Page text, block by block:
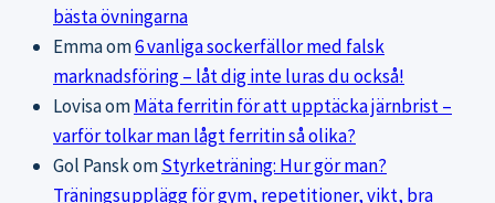
bästa övningarna
Emmaom6 vanliga sockerfällor med falsk
marknadsföring – låt dig inte luras du också!
LovisaomMäta ferritin för att upptäcka järnbrist –
varför tolkar man lågt ferritin så olika?
Gol PanskomStyrketräning: Hur gör man?
Träningsupplägg för gym, repetitioner, vikt, bra